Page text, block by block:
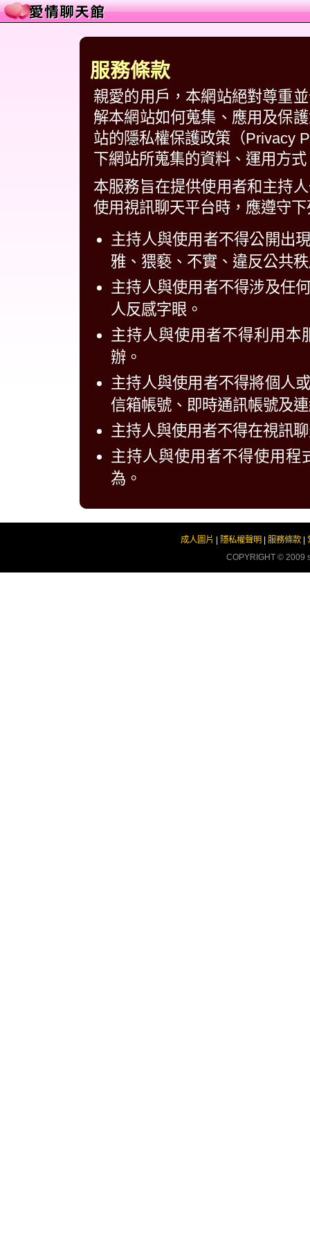
服務條款
親愛的用戶，本網站絕對尊重
解本網站如何蒐集、應用及保
站的隱私權保護政策（Privacy
下網站所蒐集的資料、運用方
本服務旨在提供使用者和主持
使用視訊聊天平台時，應遵守
主持人與使用者不得公開出
雅、猥褻、不實、違反公共
主持人與使用者不得涉及任
人反感字眼。
主持人與使用者不得利用
辦。
主持人與使用者不得將個人
信箱帳號、即時通訊帳號及
主持人與使用者不得在視訊
主持人與使用者不得使用
為。
成人圖片 隱私權聲明 服務條款|
COPYRIGHT © 2009